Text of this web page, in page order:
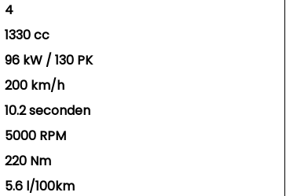
4
1330 cc
96 kW / 130 PK
200 km/h
10.2 seconden
5000 RPM
220 Nm
5.6 l/100km